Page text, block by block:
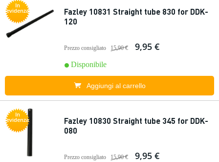
In
evidenza
Fazley 10831 Straight tube 830 for DDK-
120
Prezzo consigliato 15,90 € 9,95 €
Disponibile
Aggiungi al carrello
In
evidenza
Fazley 10830 Straight tube 345 for DDK-
080
Prezzo consigliato 15,90 € 9,95 €